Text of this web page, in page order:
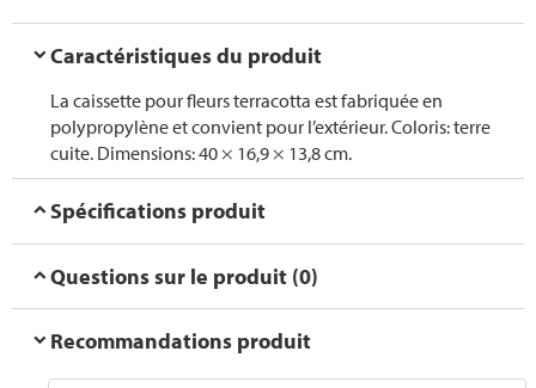
Caractéristiques du produit
La caissette pour fleurs terracotta est fabriquée en
polypropylène et convient pour l’extérieur. Coloris: terre
cuite. Dimensions: 40 × 16,9 × 13,8 cm.
Spécifications produit
Questions sur le produit (0)
Recommandations produit